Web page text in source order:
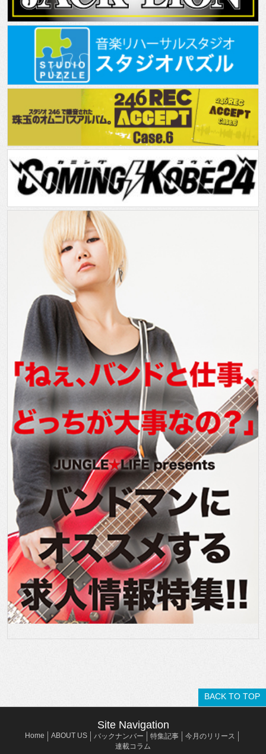
BACK TO TOP
Site Navigation
Home ABOUT US バックナンバー 特集記事
今月のリリース
連載コラム